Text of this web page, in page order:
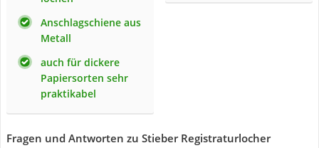
Anschlagschiene aus
Metall
auch für dickere
Papiersorten sehr
praktikabel
Fragen und Antworten zu Stieber Registraturlocher